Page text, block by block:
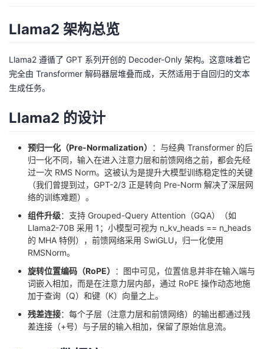
者
博
的
坛
我
圈
子
的
直
播
我
的
活
动
我
的
关
注
我
Llama2 架构总览
Llama2 遵循了 GPT 系列开创的 Decoder-Only 架构。这意味着它
完全由 Transformer 解码器层堆叠而成，天然适用于自回归的文本
生成任务。
Llama2 的设计
预归一化（Pre-Normalization）
：与经典 Transformer 的后
归一化不同，输入在进入注意力层和前馈网络之前，都会先经
过一次 RMS Norm。这被认为是提升大模型训练稳定性的关键
（我们曾提到过，GPT-2/3 正是转向 Pre-Norm 解决了深层网
络的训练难题）。
组件升级：支持 Grouped-Query Attention（GQA）（如
Llama2-70B 采用 1；小模型可视为 n_kv_heads == n_heads
的 MHA 特例），前馈网络采用 SwiGLU，归一化使用
RMSNorm。
旋转位置编码（RoPE）
：图中可见，位置信息并非在输入端与
词嵌入相加，而是在注意力层内部，通过 RoPE 操作动态地施
加于查询（Q）和键（K）向量之上。
残差连接：每个子层（注意力层和前馈网络）的输出都通过残
差连接（+号）与子层的输入相加，保留了原始信息流。